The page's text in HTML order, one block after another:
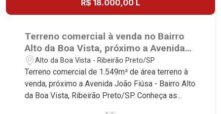
R$ 18.000,00 L
Terreno comercial à venda no Bairro
Alto da Boa Vista, próximo a Avenida
João Fiúsa - Ribeirão Preto/SP.
Alto da Boa Vista - Ribeirão Preto/SP
Terreno comercial de 1.549m² de área terreno à
venda, próximo a Avenida João Fiúsa - Bairro Alto
da Boa Vista, Ribeirão Preto/SP. Conheça as